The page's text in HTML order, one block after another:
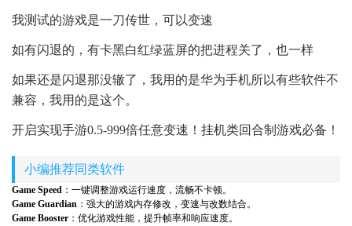
我测试的游戏是一刀传世，可以变速
如有闪退的，有卡黑白红绿蓝屏的把进程关了，也一样
如果还是闪退那没辙了，我用的是华为手机所以有些软件不
兼容，我用的是这个。
开启实现手游0.5-999倍任意变速！挂机类回合制游戏必备！
小编推荐同类软件
Game Speed ：一键调整游戏运行速度，流畅不卡顿。
Game Guardian ：强大的游戏内存修改，变速与改数结合。
Game Booster ：优化游戏性能，提升帧率和响应速度。